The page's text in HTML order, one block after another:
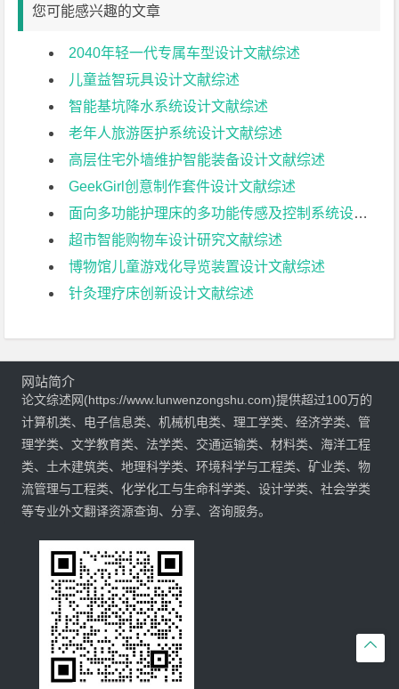
您可能感兴趣的文章
2040年轻一代专属车型设计文献综述
儿童益智玩具设计文献综述
智能基坑降水系统设计文献综述
老年人旅游医护系统设计文献综述
高层住宅外墙维护智能装备设计文献综述
GeekGirl创意制作套件设计文献综述
面向多功能护理床的多功能传感及控制系统设计文献综述
超市智能购物车设计研究文献综述
博物馆儿童游戏化导览装置设计文献综述
针灸理疗床创新设计文献综述

网站简介
论文综述网(https://www.lunwenzongshu.com)提供超过100万的
计算机类、电子信息类、机械机电类、理工学类、经济学类、管
理学类、文学教育类、法学类、交通运输类、材料类、海洋工程
类、土木建筑类、地理科学类、环境科学与工程类、矿业类、物
流管理与工程类、化学化工与生命科学类、设计学类、社会学类
等专业外文翻译资源查询、分享、咨询服务。